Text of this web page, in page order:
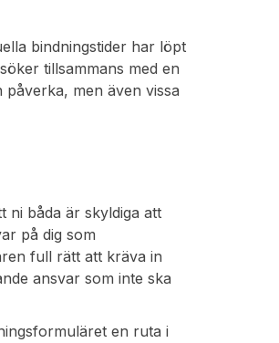
bindningstider har löpt
tillsammans med en
men även vissa
ni båda är skyldiga att
på dig som
full rätt att kräva in
ansvar som inte ska
en ruta i